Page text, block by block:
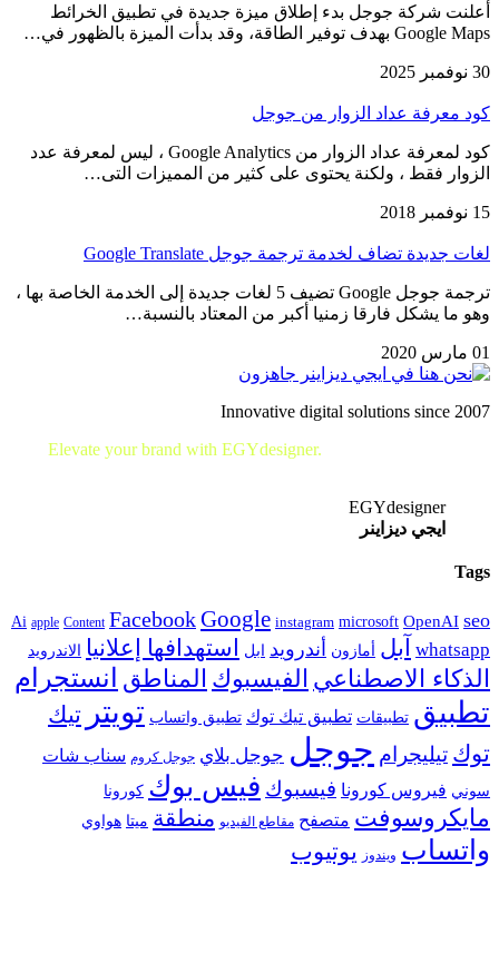
أعلنت شركة جوجل بدء إطلاق ميزة جديدة في تطبيق الخرائط
Google Maps بهدف توفير الطاقة، وقد بدأت الميزة بالظهور في…
30 نوفمبر 2025
كود معرفة عداد الزوار من جوجل
كود لمعرفة عداد الزوار من Google Analytics ، ليس لمعرفة عدد
الزوار فقط ، ولكنة يحتوى على كثير من المميزات التى…
15 نوفمبر 2018
لغات جديدة تضاف لخدمة ترجمة جوجل Google Translate
ترجمة جوجل Google تضيف 5 لغات جديدة إلى الخدمة الخاصة بها ،
وهو ما يشكل فارقا زمنيا أكبر من المعتاد بالنسبة…
01 مارس 2020
Innovative digital solutions since 2007
Elevate your brand with EGYdesigner.
EGYdesigner
ايجي ديزاينر
Tags
Ai apple Content FacebookGoogle instagram microsoft OpenAI seo
whatsapp آبل أمازون أندرويد ابل استهدافها إعلانيا الاندرويد
الذكاء الاصطناعي الفيسبوك المناطق انستجرام
تطبيق تطبيقات تطبيق تيك توك تطبيق واتساب تويتر تيك
توك تيليجرام جوجل جوجل بلاي جوجل كروم سناب شات
سوني فيروس كورونا فيسبوك فيس بوك كورونا
مايكروسوفت متصفح مقاطع الفيديو منطقة ميتا هواوي
واتساب ويندوز يوتيوب